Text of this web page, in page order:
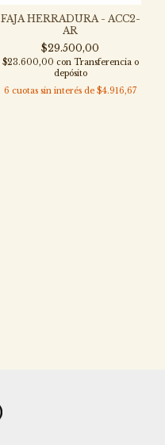
FAJA HERRADURA - ACC2-
AR
$29.500,00
$23.600,00 con Transferencia o
depósito
6 cuotas sin interés de $4.916,67